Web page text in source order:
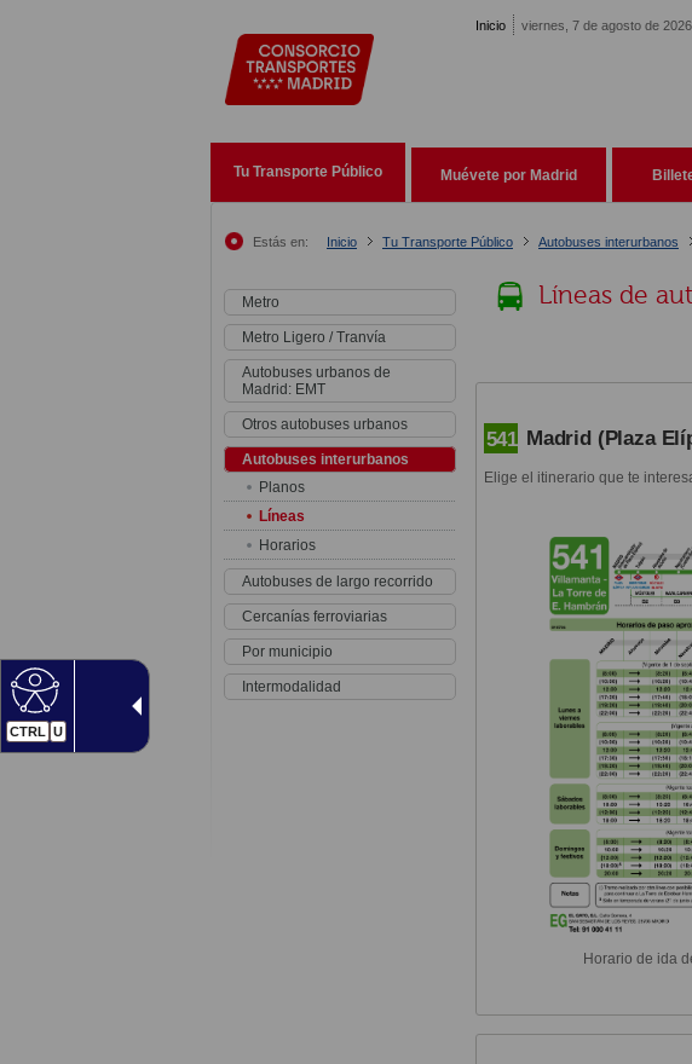
CTRL U
Inicio viernes, 7 de agosto de 2026
Tu Transporte Público Muévete por Madrid
Estás en: Inicio Tu Transporte Público Autobuses interurbanos
Metro
Metro Ligero / Tranvía
Autobuses urbanos de
Madrid: EMT
Otros autobuses urbanos
Autobuses interurbanos
Planos
Líneas
Horarios
Autobuses de largo recorrido
Cercanías ferroviarias
Por municipio
Intermodalidad
Líneas de
541 Madrid (Plaza
Elige el itinerario que te
Horario de ida